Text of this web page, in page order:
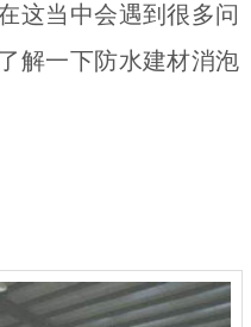
这当中会遇到很多问
解一下防水建材消泡